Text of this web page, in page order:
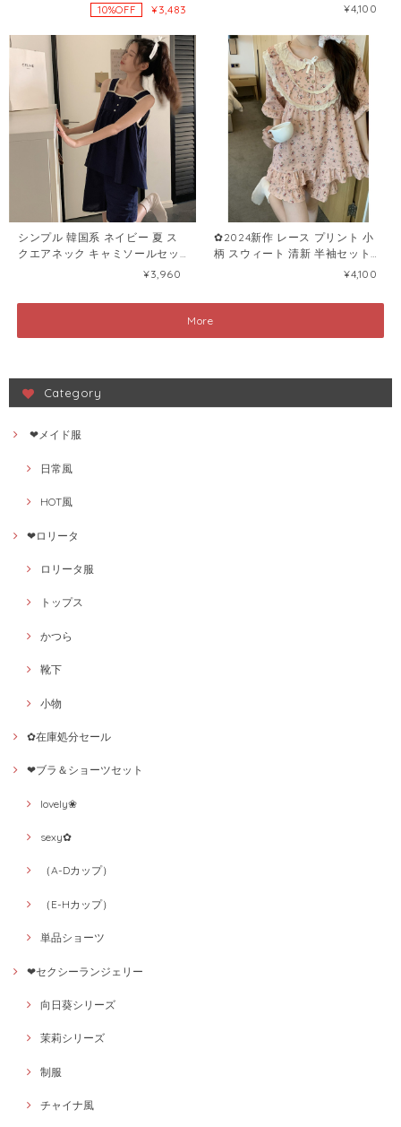
ント 半袖セット・パジャマ
10%OFF ¥3,483 ¥4,100
シンプル 韓国系 ネイビー 夏 ス
クエアネック キャミソールセッ
¥3,960
✿2024新作 レース プリント 小
柄 スウィート 清新 半袖セット・
¥4,100
More
Category
❤メイド服
日常風
HOT風
❤ロリータ
ロリータ服
トップス
かつら
靴下
小物
✿在庫処分セール
❤ブラ＆ショーツセット
lovely❀
sexy✿
（A-Dカップ）
（E-Hカップ）
単品ショーツ
❤セクシーランジェリー
向日葵シリーズ
茉莉シリーズ
制服
チャイナ風